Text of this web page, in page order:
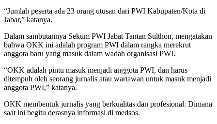
“Jumlah peserta ada 23 orang utusan dari PWI Kabupaten/Kota di
Jabar,” katanya.
Dalam sambutannya Sekum PWI Jabat Tantan Sulthon, mengatakan
bahwa OKK ini adalah program PWI dalam rangka merekrut
anggota baru yang masuk dalam wadah organisasi PWI.
“OKK adalah pintu masuk menjadi anggota PWI, dan harus
ditempuh oleh seorang jurnalis atau wartawan untuk masuk menjadi
anggota PWI,” katanya.
OKK membentuk jurnalis yang berkualitas dan profesional. Dimana
saat ini begitu derasnya informasi di medsos.